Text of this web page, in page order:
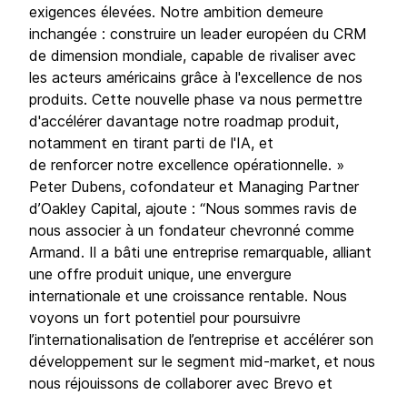
exigences élevées. Notre ambition demeure
inchangée : construire un leader européen du CRM
de dimension mondiale, capable de rivaliser avec
les acteurs américains grâce à l'excellence de nos
produits. Cette nouvelle phase va nous permettre
d'accélérer davantage notre roadmap produit,
notamment en tirant parti de l'IA, et
de renforcer notre excellence opérationnelle. »
Peter Dubens, cofondateur et Managing Partner
d’Oakley Capital, ajoute : “Nous sommes ravis de
nous associer à un fondateur chevronné comme
Armand. Il a bâti une entreprise remarquable, alliant
une offre produit unique, une envergure
internationale et une croissance rentable. Nous
voyons un fort potentiel pour poursuivre
l’internationalisation de l’entreprise et accélérer son
développement sur le segment mid-market, et nous
nous réjouissons de collaborer avec Brevo et